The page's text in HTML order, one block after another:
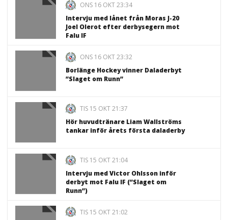
ONS 16 OKT 23:34
Intervju med lånet från Moras J-20
Joel Olerot efter derbysegern mot
Falu IF
ONS 16 OKT 23:32
Borlänge Hockey vinner Daladerbyt
”Slaget om Runn”
TIS 15 OKT 21:37
Hör huvudtränare Liam Wallströms
tankar inför årets första daladerby
TIS 15 OKT 21:04
Intervju med Victor Ohlsson inför
derbyt mot Falu IF (”Slaget om
Runn”)
TIS 15 OKT 21:02